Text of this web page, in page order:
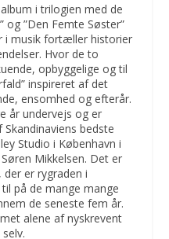
i trilogien med de
og ”Den Femte Søster”
i musik fortæller historier
Hvor de to
opbyggelige og til
inspireret af det
ensomhed og efterår.
år undervejs og er
bedste
Studio i København i
Mikkelsen. Det er
er rygraden i
på de mange mange
de seneste fem år.
alene af nyskrevent